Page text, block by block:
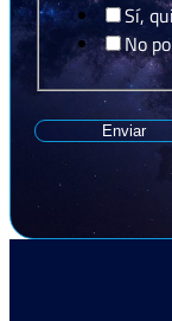
Sí,
No
Enviar